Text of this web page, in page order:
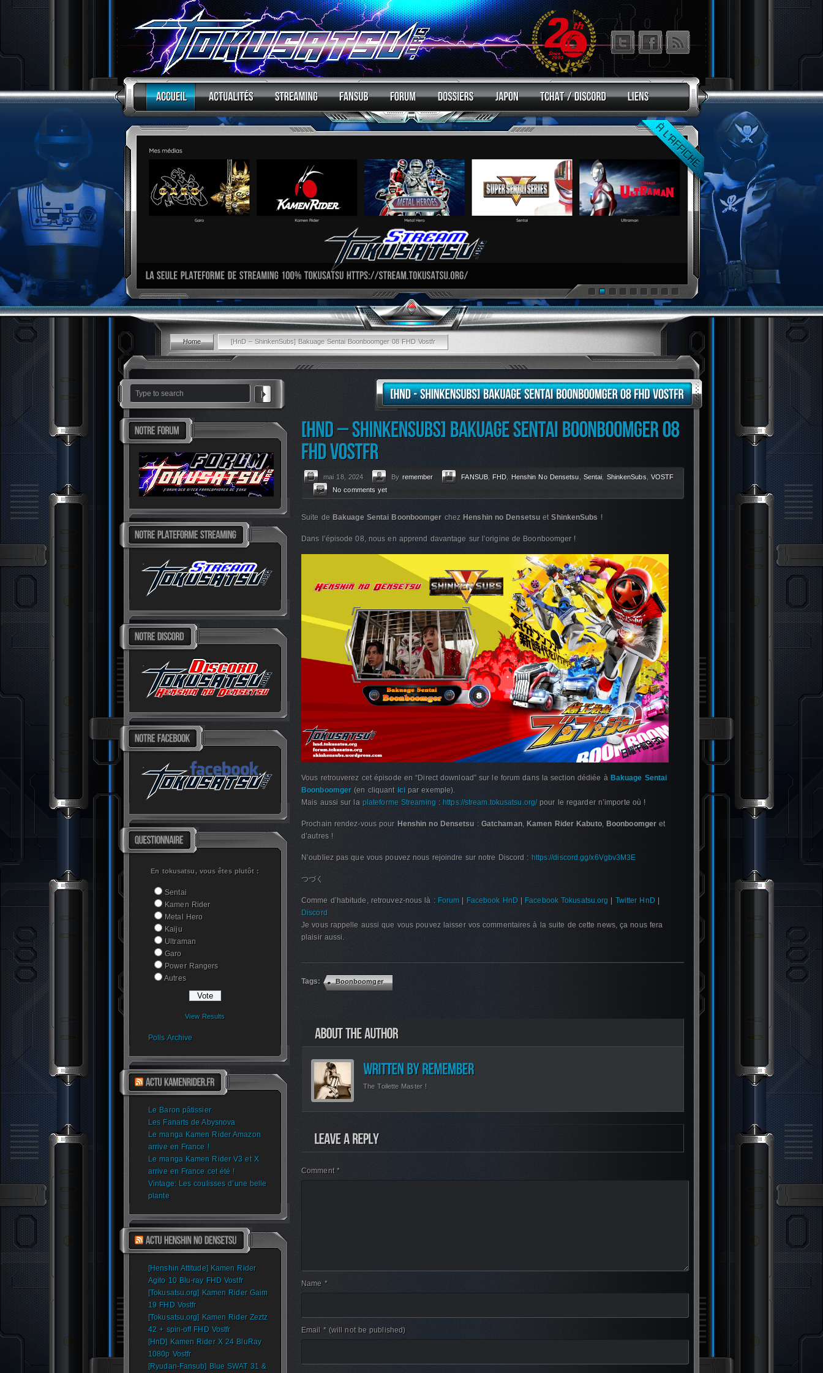
Home [HnD – ShinkenSubs] Bakuage Sentai Boonboomger 08 FHD Vostfr
En tokusatsu, vous êtes plutôt :
Sentai
Kamen Rider
Metal Hero
Kaiju
Ultraman
Garo
Power Rangers
Autres
View Results
Polls Archive
Le Baron pâtissier
Les Fanarts de Abysnova
Le manga Kamen Rider Amazon
arrive en France !
Le manga Kamen Rider V3 et X
arrive en France cet été !
Vintage: Les coulisses d’une belle
plante
[Henshin Attitude] Kamen Rider
Agito 10 Blu-ray FHD Vostfr
[Tokusatsu.org] Kamen Rider Gaim
19 FHD Vostfr
[Tokusatsu.org] Kamen Rider Zeztz
42 + spin-off FHD Vostfr
[HnD] Kamen Rider X 24 BluRay
1080p Vostfr
[Ryudan-Fansub] Blue SWAT 31 &
mai 18, 2024 By remember FANSUB, FHD Henshin No Densetsu Sentai ShinkenSubs
VOSTF
No comments yet
Suite de Bakuage Sentai Boonboomger chez Henshin no Densetsu etShinkenSubs !
Dans l’épisode 08, nous en apprend davantage sur l’origine de Boonboomger !
Vous retrouverez cet épisode en “Direct download” sur le forum dans la section dédiée à Bakuage Sentai
Boonboomger (en cliquant icipar exemple).
Mais aussi sur la plateforme Streaming : https://stream.tokusatsu.org/pour le regarder n’importe où !
Prochain rendez-vous pour Henshin no Densetsu : Gatchaman, Kamen Rider Kabuto, Boonboomger et
d’autres !
N’oubliez pas que vous pouvez nous rejoindre sur notre Discord : https://discord.gg/x6Vgbv3M3E
つづく
Comme d’habitude, retrouvez-nous là : Forum Facebook HnD Facebook Tokusatsu.org Twitter HnD
Discord
Je vous rappelle aussi que vous pouvez laisser vos commentaires à la suite de cette news, ça nous fera
plaisir aussi.
Tags: Boonboomger
The Toilette Master !
Comment *
Name *
Email * (will not be published)